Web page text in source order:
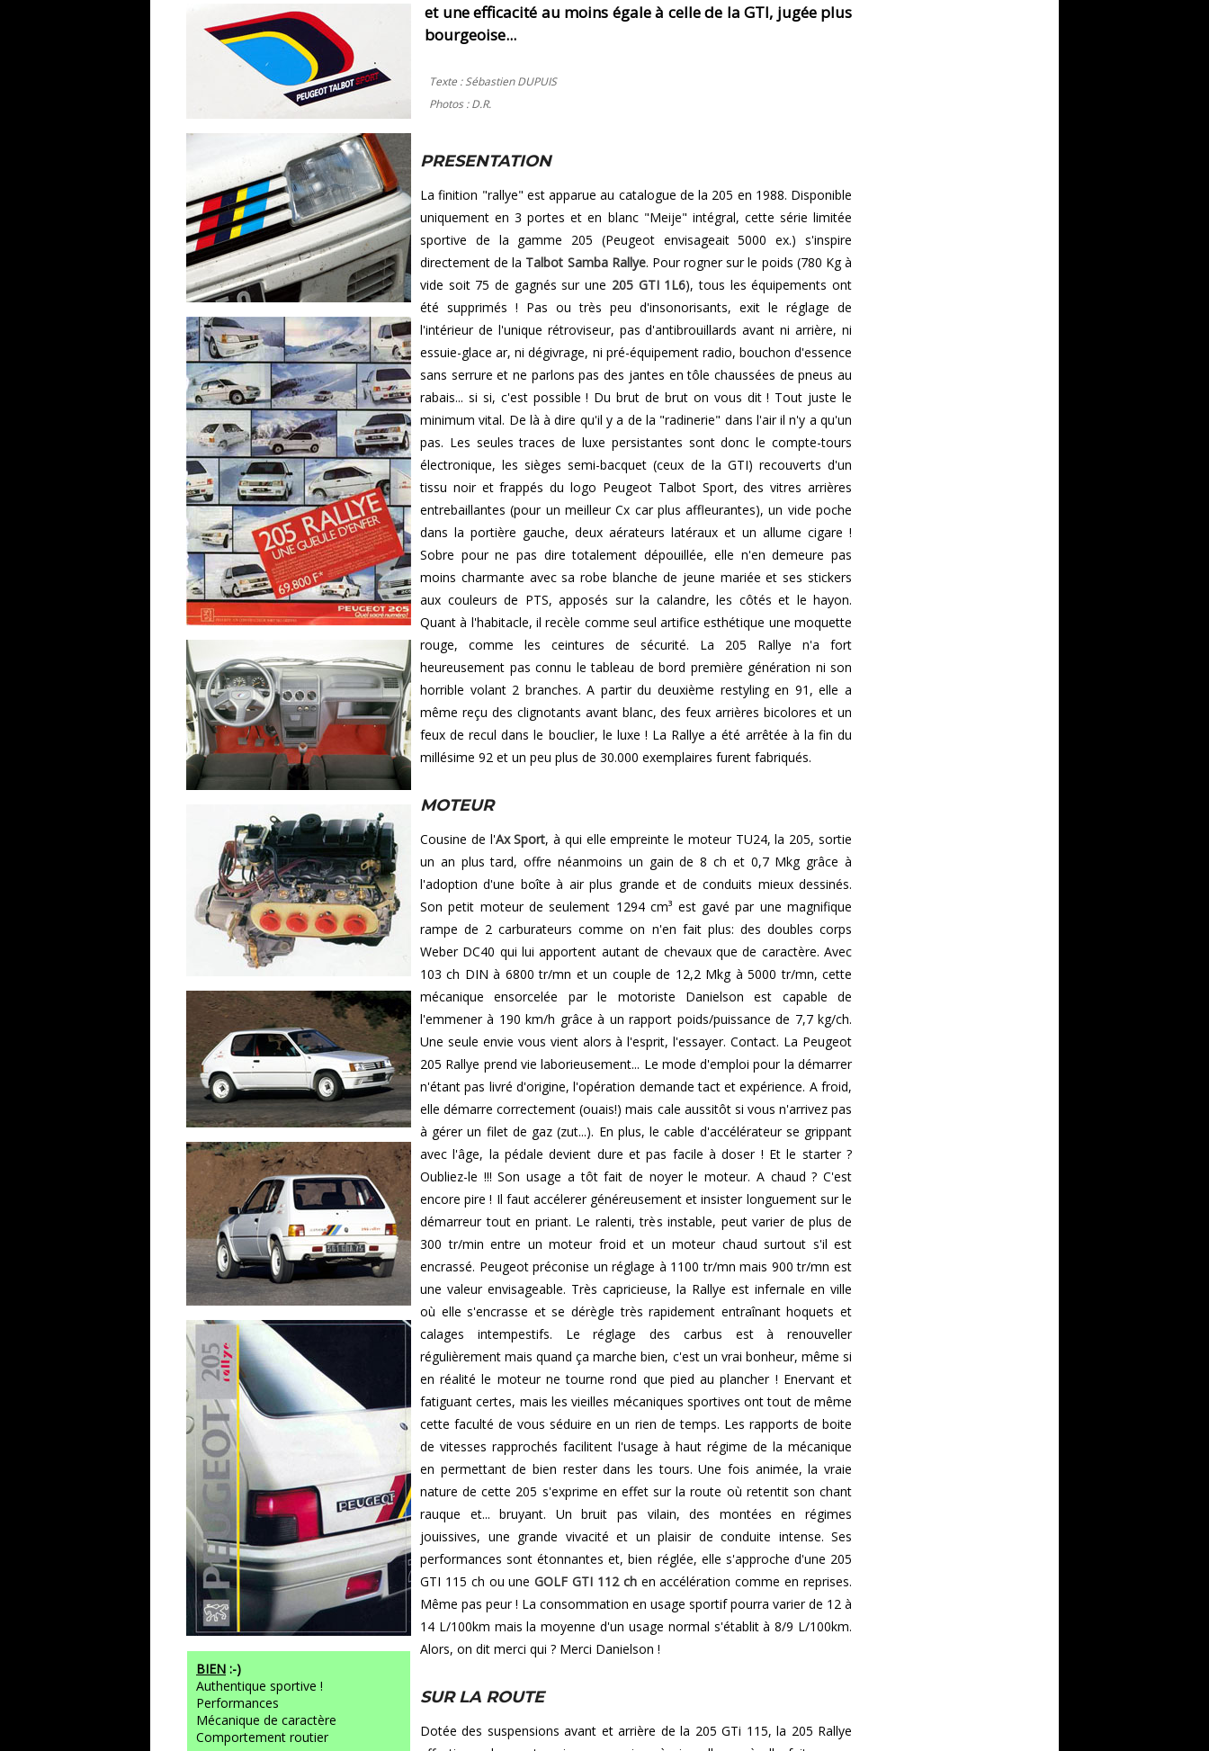
BIEN :-)
Authentique sportive !
Performances
Mécanique de caractère
Comportement routier
et une efficacité au moins égale à celle de la GTI, jugée plus
bourgeoise...
Texte : Sébastien DUPUIS
Photos : D.R.
PRESENTATION
La finition "rallye" est apparue au catalogue de la 205 en 1988. Disponible
uniquement en 3 portes et en blanc "Meije" intégral, cette série limitée
sportive de la gamme 205 (Peugeot envisageait 5000 ex.) s'inspire
directement de la Talbot Samba Rallye. Pour rogner sur le poids (780 Kg à
vide soit 75 de gagnés sur une 205 GTI 1L6), tous les équipements ont
été supprimés ! Pas ou très peu d'insonorisants, exit le réglage de
l'intérieur de l'unique rétroviseur, pas d'antibrouillards avant ni arrière, ni
essuie-glace ar, ni dégivrage, ni pré-équipement radio, bouchon d'essence
sans serrure et ne parlons pas des jantes en tôle chaussées de pneus au
rabais... si si, c'est possible ! Du brut de brut on vous dit ! Tout juste le
minimum vital. De là à dire qu'il y a de la "radinerie" dans l'air il n'y a qu'un
pas. Les seules traces de luxe persistantes sont donc le compte-tours
électronique, les sièges semi-bacquet (ceux de la GTI) recouverts d'un
tissu noir et frappés du logo Peugeot Talbot Sport, des vitres arrières
entrebaillantes (pour un meilleur Cx car plus affleurantes), un vide poche
dans la portière gauche, deux aérateurs latéraux et un allume cigare !
Sobre pour ne pas dire totalement dépouillée, elle n'en demeure pas
moins charmante avec sa robe blanche de jeune mariée et ses stickers
aux couleurs de PTS, apposés sur la calandre, les côtés et le hayon.
Quant à l'habitacle, il recèle comme seul artifice esthétique une moquette
rouge, comme les ceintures de sécurité. La 205 Rallye n'a fort
heureusement pas connu le tableau de bord première génération ni son
horrible volant 2 branches. A partir du deuxième restyling en 91, elle a
même reçu des clignotants avant blanc, des feux arrières bicolores et un
feux de recul dans le bouclier, le luxe ! La Rallye a été arrêtée à la fin du
millésime 92 et un peu plus de 30.000 exemplaires furent fabriqués.
MOTEUR
Cousine de l'Ax Sport, à qui elle empreinte le moteur TU24, la 205, sortie
un an plus tard, offre néanmoins un gain de 8 ch et 0,7 Mkg grâce à
l'adoption d'une boîte à air plus grande et de conduits mieux dessinés.
Son petit moteur de seulement 1294 cm³ est gavé par une magnifique
rampe de 2 carburateurs comme on n'en fait plus: des doubles corps
Weber DC40 qui lui apportent autant de chevaux que de caractère. Avec
103 ch DIN à 6800 tr/mn et un couple de 12,2 Mkg à 5000 tr/mn, cette
mécanique ensorcelée par le motoriste Danielson est capable de
l'emmener à 190 km/h grâce à un rapport poids/puissance de 7,7 kg/ch.
Une seule envie vous vient alors à l'esprit, l'essayer. Contact. La Peugeot
205 Rallye prend vie laborieusement... Le mode d'emploi pour la démarrer
n'étant pas livré d'origine, l'opération demande tact et expérience. A froid,
elle démarre correctement (ouais!) mais cale aussitôt si vous n'arrivez pas
à gérer un filet de gaz (zut...). En plus, le cable d'accélérateur se grippant
avec l'âge, la pédale devient dure et pas facile à doser ! Et le starter ?
Oubliez-le !!! Son usage a tôt fait de noyer le moteur. A chaud ? C'est
encore pire ! Il faut accélerer généreusement et insister longuement sur le
démarreur tout en priant. Le ralenti, très instable, peut varier de plus de
300 tr/min entre un moteur froid et un moteur chaud surtout s'il est
encrassé. Peugeot préconise un réglage à 1100 tr/mn mais 900 tr/mn est
une valeur envisageable. Très capricieuse, la Rallye est infernale en ville
où elle s'encrasse et se dérègle très rapidement entraînant hoquets et
calages intempestifs. Le réglage des carbus est à renouveller
régulièrement mais quand ça marche bien, c'est un vrai bonheur, même si
en réalité le moteur ne tourne rond que pied au plancher ! Enervant et
fatiguant certes, mais les vieilles mécaniques sportives ont tout de même
cette faculté de vous séduire en un rien de temps. Les rapports de boite
de vitesses rapprochés facilitent l'usage à haut régime de la mécanique
en permettant de bien rester dans les tours. Une fois animée, la vraie
nature de cette 205 s'exprime en effet sur la route où retentit son chant
rauque et... bruyant. Un bruit pas vilain, des montées en régimes
jouissives, une grande vivacité et un plaisir de conduite intense. Ses
performances sont étonnantes et, bien réglée, elle s'approche d'une 205
GTI 115 ch ou uneGOLF GTI 112 chen accélération comme en reprises.
Même pas peur ! La consommation en usage sportif pourra varier de 12 à
14 L/100km mais la moyenne d'un usage normal s'établit à 8/9 L/100km.
Alors, on dit merci qui ? Merci Danielson !
SUR LA ROUTE
Dotée des suspensions avant et arrière de la 205 GTi 115, la 205 Rallye